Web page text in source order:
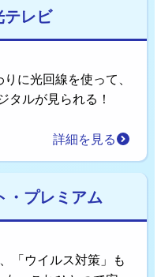
レビ
に光回線を使って、
タルが見られる！
詳細を見る
・プレミアム
「ウイルス対策」も